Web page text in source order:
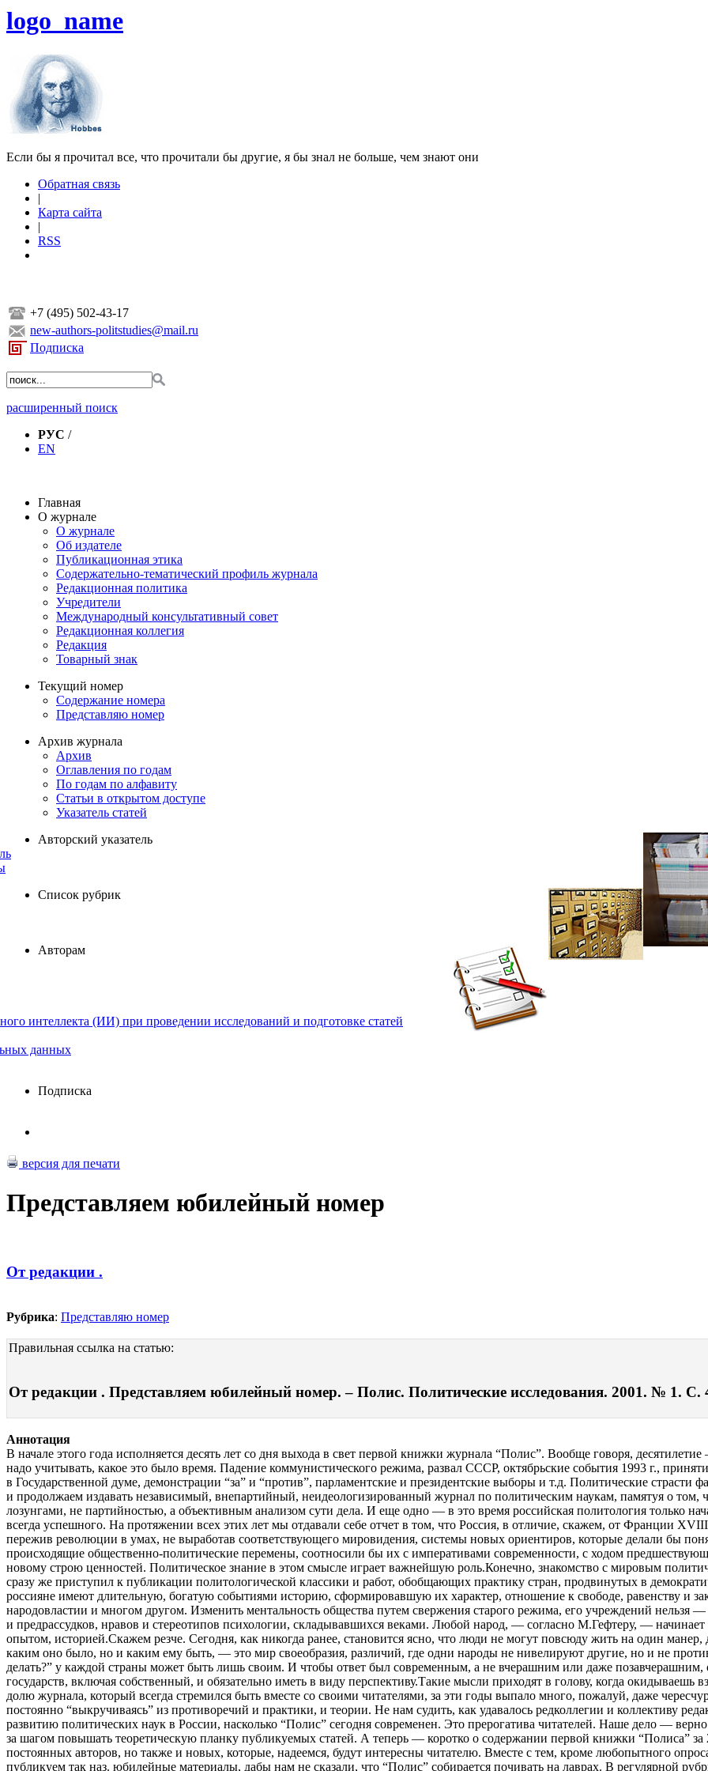
logo_name
Если бы я прочитал все, что прочитали бы другие, я бы знал не больше, чем знают они
Обратная связь
|
Карта сайта
|
RSS
+7 (495) 502-43-17
new-authors-politstudies@mail.ru
Подписка
расширенный поиск
РУС /
EN
Главная
О журнале
О журнале
Об издателе
Публикационная этика
Содержательно-тематический профиль журнала
Редакционная политика
Учредители
Международный консультативный совет
Редакционная коллегия
Редакция
Товарный знак
Текущий номер
Содержание номера
Представляю номер
Архив журнала
Архив
Оглавления по годам
По годам по алфавиту
Статьи в открытом доступе
Указатель статей
Авторский указатель
Список рубрик
Авторам
интеллекта (ИИ) при проведении исследований и подготовке статей
данных
Подписка
версия для печати
Представляем юбилейный номер
От редакции .
Рубрика: Представляю номер
Правильная ссылка на статью:
От редакции . Представляем юбилейный номер. – Полис. Политические исследования. 2001. № 1. С.
Аннотация
В начале этого года исполняется десять лет со дня выхода в свет первой книжки журнала “Полис”. Вообще говоря,
надо учитывать, какое это было время. Падение коммунистического режима, развал СССР, октябрьские события 1993 г.,
в Государственной думе, демонстрации “за” и “против”, парламентские и президентские выборы и т.д. Политические страсти
и продолжаем издавать независимый, внепартийный, неидеологизированный журнал по политическим наукам, памятуя о том,
лозунгами, не партийностью, а объективным анализом сути дела. И еще одно — в это время российская политология только
всегда успешного. На протяжении всех этих лет мы отдавали себе отчет в том, что Россия, в отличие, скажем, от Франции
пережив революции в умах, не выработав соответствующего мировидения, системы новых ориентиров, которые делали бы
происходящие общественно-политические перемены, соотносили бы их с императивами современности, с ходом
новому строю ценностей. Политическое знание в этом смысле играет важнейшую роль.Конечно, знакомство с мировым
сразу же приступил к публикации политологической классики и работ, обобщающих практику стран, продвинутых в
россияне имеют длительную, богатую событиями историю, сформировавшую их характер, отношение к свободе, равенству и
народовластии и многом другом. Изменить ментальность общества путем свержения старого режима, его учреждений нельзя
и предрассудков, нравов и стереотипов психологии, складывавшихся веками. Любой народ, — согласно М.Гефтеру, —
опытом, историей.Скажем резче. Сегодня, как никогда ранее, становится ясно, что люди не могут повсюду жить на один
каким оно было, но и каким ему быть, — это мир своеобразия, различий, где одни народы не нивелируют другие, но и не
делать?” у каждой страны может быть лишь своим. И чтобы ответ был современным, а не вчерашним или даже позавчерашним,
государств, включая собственный, и обязательно иметь в виду перспективу.Такие мысли приходят в голову, когда
долю журнала, который всегда стремился быть вместе со своими читателями, за эти годы выпало много, пожалуй, даже
постоянно “выкручиваясь” из противоречий и практики, и теории. Не нам судить, как удавалось редколлегии и коллективу
развитию политических наук в России, насколько “Полис” сегодня современен. Это прерогатива читателей. Наше дело —
за шагом повышать теоретическую планку публикуемых статей. А теперь — коротко о содержании первой книжки “Полиса” за
постоянных авторов, но также и новых, которые, надеемся, будут интересны читателю. Вместе с тем, кроме любопытного
публикуем так наз. юбилейные материалы, дабы нам не сказали, что “Полис” собирается почивать на лаврах. В регулярной